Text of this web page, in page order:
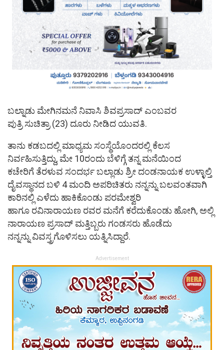
ಬಲ್ನಾಡು ಮೇಗಿನಮನೆ ನಿವಾಸಿ ಶಿವಪ್ರಸಾದ್ ಎಂಬವರ
ಪುತ್ರಿ ಸುಚಿತ್ರಾ (23) ದೂರು ನೀಡಿದ ಯುವತಿ.
ತಾನು ಕಡಬದಲ್ಲಿ ಮಾಧ್ಯಮ ಸಂಸ್ಥೆಯೊಂದರಲ್ಲಿ ಕೆಲಸ
ನಿರ್ವಹಿಸುತ್ತಿದ್ದು, ಮೇ 10ರಂದು ಬೆಳಿಗ್ಗೆ ತನ್ನ ಮನೆಯಿಂದ
ಕಚೇರಿಗೆ ತೆರಳುವ ಸಂದರ್ಭ ಬಲ್ಲಾಡು ಶ್ರೀ ದಂಡನಾಯಕ ಉಳ್ಳಾಲ್ತಿ
ದೈವಸ್ಥಾನದ ಬಳಿ 4 ಮಂದಿ ಅಪರಿಚಿತರು ನನ್ನನ್ನು ಬಲವಂತವಾಗಿ
ಕಾರಿನಲ್ಲಿ ಎಳೆದು ಹಾಕಿಕೊಂಡು ಪರಮೇಶ್ವರಿ
ಹಾಗೂ ರವಿನಾರಾಯಣ ರವರ ಮನೆಗೆ ಕರೆದುಕೊಂಡು ಹೋಗಿ, ಅಲ್ಲಿ
ನಾರಾಯಣ ಪ್ರಸಾದ್ ಮತ್ತಿಬ್ಬರು ಗಂಡಸರು ಹೊಡೆದು
ನನ್ನನ್ನು ವಿವಸ್ತ್ರಗೊಳಿಸಲು ಯತ್ನಿಸಿದ್ದಾರೆ.
Advertisement